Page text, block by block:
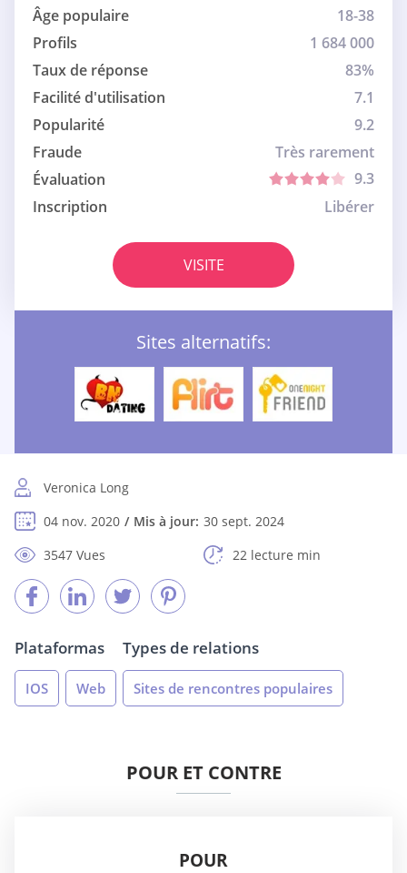
Âge populaire
18-38
Profils
1 684 000
Taux de réponse
83%
Facilité d'utilisation
7.1
Popularité
9.2
Fraude
Très rarement
Évaluation
9.3
Inscription
Libérer
VISITE
Sites alternatifs:
Veronica Long
04 nov. 2020
Mis à jour: 30 sept. 2024
3547 Vues
22 lecture min
Plataformas
IOS Web
Types de relations
Sites de rencontres populaires
POUR ET CONTRE
POUR